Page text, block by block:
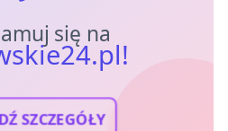
się na
SZCZEGÓŁY